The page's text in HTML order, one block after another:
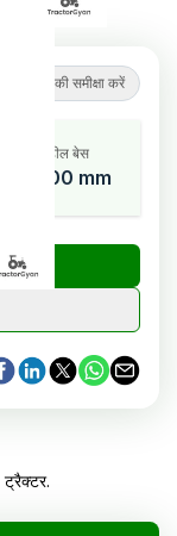
ट्रैक्टर की समीक्षा करें
व्हील बेस
2000 mm
ट्रैक्टर.